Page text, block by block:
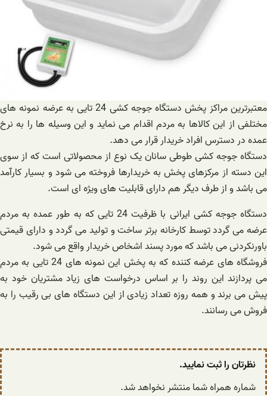
معتبرترین مراکز پخش دستگاه جوجه کشی 24 تایی به عرضه نمونه های
مختلفی از این کالاها به مردم اقدام می نماید و این وسیله ها را به نرخ
عمده در دسترس افراد خریدار قرار می دهد.
دستگاه جوجه کشی طوطی سانان یک نوع از محصولاتی است که از سوی
این دسته از مرکزهای پخش به خریدارها فروخته می شود و بسیار کارآمد
می باشد و از طرف دیگر هم دارای قابلیت های ویژه ای است.
دستگاه جوجه کشی ایرانی با ظرفیت 24 تایی که به طور عمده به مردم
عرضه می گردد توسط کارخانه برتر ساخت و تولید می گردد و دارای قیمتی
باورنکردنی می باشد که مورد پسند اشخاص خریدار واقع می شود.
فروشگاه های عرضه کننده که به پخش این نمونه های 24 تایی به مردم
می پردازند این روند را بر اساس درخواست های زیاد مشتریان خود به
پیش می برند و همه روزه تعداد زیادی از این دستگاه های بی رقیب را به
فروش می رسانند.
نظرتان را ثبت نمایید.
شماره همراه شما منتشر نخواهد شد.